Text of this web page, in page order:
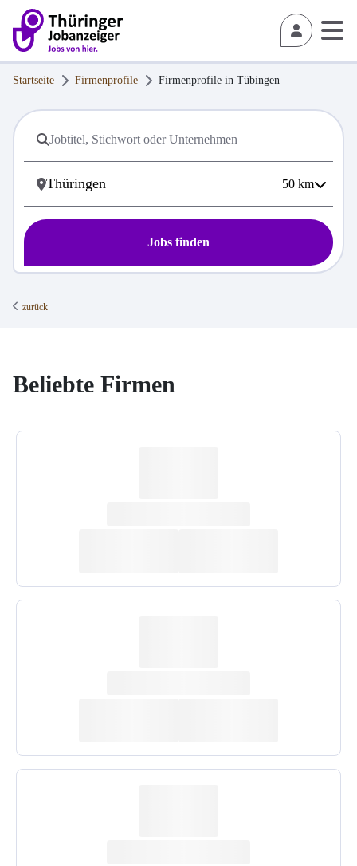
Startseite Firmenprofile Firmenprofile in Tübingen
50 km
Jobs finden
zurück
Beliebte Firmen